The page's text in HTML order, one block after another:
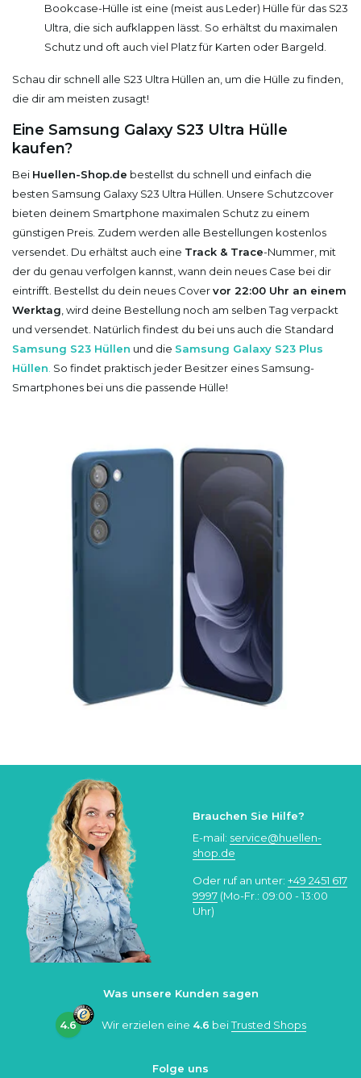
Bookcase-Hülle ist eine (meist aus Leder) Hülle für das S23
Ultra, die sich aufklappen lässt. So erhältst du maximalen
Schutz und oft auch viel Platz für Karten oder Bargeld.
Schau dir schnell alle S23 Ultra Hüllen an, um die Hülle zu finden,
die dir am meisten zusagt!
Eine Samsung Galaxy S23 Ultra Hülle
kaufen?
Bei Huellen-Shop.de bestellst du schnell und einfach die
besten Samsung Galaxy S23 Ultra Hüllen. Unsere Schutzcover
bieten deinem Smartphone maximalen Schutz zu einem
günstigen Preis. Zudem werden alle Bestellungen kostenlos
versendet. Du erhältst auch eine Track & Trace-Nummer, mit
der du genau verfolgen kannst, wann dein neues Case bei dir
eintrifft. Bestellst du dein neues Covervor 22:00 Uhr an einem
Werktag , wird deine Bestellung noch am selben Tag verpackt
und versendet. Natürlich findest du bei uns auch die Standard
Samsung S23 Hüllen und die Samsung Galaxy S23 Plus
Hüllen So findet praktisch jeder Besitzer eines Samsung-
Smartphones bei uns die passende Hülle!
Brauchen Sie Hilfe?
E-mail: service@huellen-
shop.de
Oder ruf an unter: +49 2451 617
9997 (Mo-Fr.: 09:00 - 13:00
Uhr)
Was unsere Kunden sagen
4.6 Wir erzielen eine 4.6 beiTrusted Shops
Folge uns